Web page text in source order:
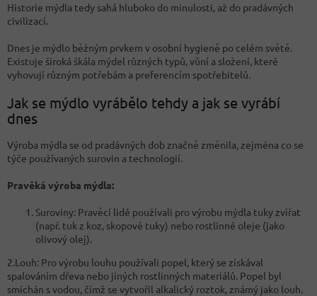
Historie mýdla tedy sahá hluboko do minulosti, až do pradávných
civilizací.
Dnes je mýdlo běžným prvkem v osobní hygieně po celém světě.
Existuje široká škála mýdel různých typů, vůní a složení, které
vyhovují různým potřebám a preferencím spotřebitelů.
Jak se mýdlo vyrábělo tehdy a jak se vyrábí
dnes
Výroba mýdla se od pradávných dob značně změnila, zejména co se
týče používaných surovin a technologií.
Pravěká výroba mýdla:
Suroviny: Pravěcí lidé používali pro výrobu mýdla tuky zvířat
(např. tuk z koz, skopové tuky) nebo rostlinné oleje (jako
olivový olej).
2.Louh: Pro výrobu louhu používali popel, který se získával
spalováním dřeva nebo jiných rostlinných materiálů. Popel byl
smíchán s vodou, čímž se vytvořil alkalický roztok, známý jako louh.